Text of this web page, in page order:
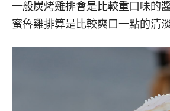
一般炭烤雞排會是比較重口味的
蜜魯雞排算是比較爽口一點的清